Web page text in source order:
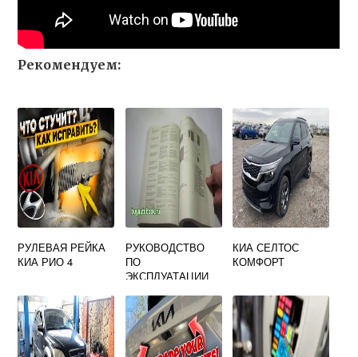
Рекомендуем:
РУЛЕВАЯ РЕЙКА
КИА РИО 4
РУКОВОДСТВО
ПО
ЭКСПЛУАТАЦИИ
КИА СЕЛТОС
КОМФОРТ